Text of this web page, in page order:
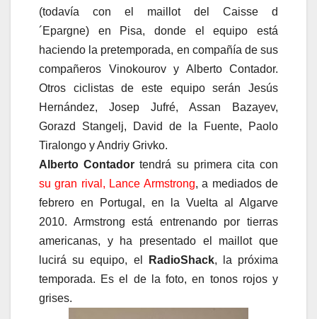
(todavía con el maillot del Caisse d
´Epargne) en Pisa, donde el equipo está
haciendo la pretemporada, en compañía de sus
compañeros Vinokourov y Alberto Contador.
Otros ciclistas de este equipo serán Jesús
Hernández, Josep Jufré, Assan Bazayev,
Gorazd Stangelj, David de la Fuente, Paolo
Tiralongo y Andriy Grivko.
Alberto Contador tendrá su primera cita con
su gran rival, Lance Armstrong, a mediados de
febrero en Portugal, en la Vuelta al Algarve
2010. Armstrong está entrenando por tierras
americanas, y ha presentado el maillot que
lucirá su equipo, el
RadioShack, la próxima
temporada. Es el de la foto, en tonos rojos y
grises.